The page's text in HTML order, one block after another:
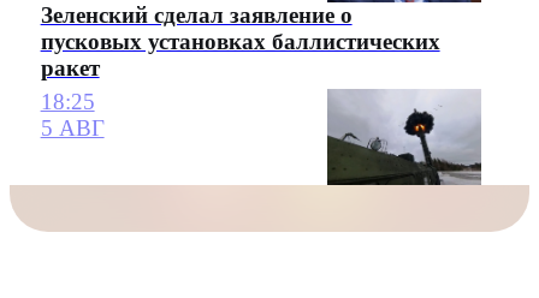
Зеленский сделал заявление о
пусковых установках баллистических
ракет
18:25
5 АВГ